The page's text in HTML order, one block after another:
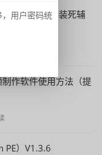
功能变态秒杀装死辅
作软件使用方法（提
PE）V1.3.6
用户密码统